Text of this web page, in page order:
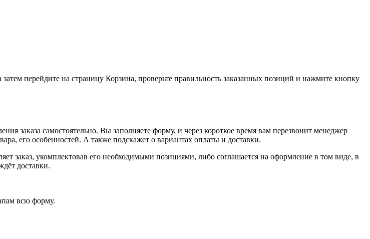
перейдите на страницу Корзина, проверьте правильность заказанных позиций и нажмите кнопку
заказа самостоятельно. Вы заполняете форму, и через короткое время вам перезвонит менеджер
его особенностей. А также подскажет о вариантах оплаты и доставки.
заказ, укомплектовав его необходимыми позициями, либо соглашается на оформление в том виде, в
доставки.
всю форму.